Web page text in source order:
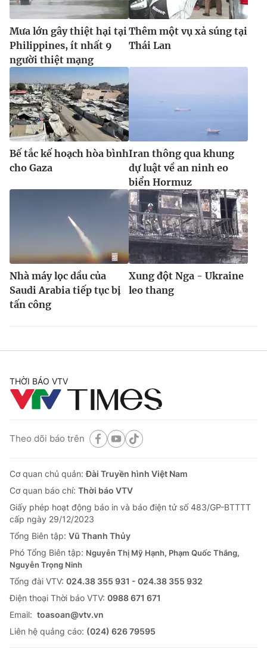
Mưa lớn gây thiệt hại tại
Philippines, ít nhất 9
người thiệt mạng
Thêm một vụ xả súng tại
Thái Lan
Bế tắc kế hoạch hòa bình
cho Gaza
Iran thông qua khung
dự luật về an ninh eo
biển Hormuz
Nhà máy lọc dầu của
Saudi Arabia tiếp tục bị
tấn công
Xung đột Nga - Ukraine
leo thang
THỜI BÁO VTV
Theo dõi báo trên
Cơ quan chủ quản:Đài Truyền hình Việt Nam
Cơ quan báo chí: Thời báo VTV
Giấy phép hoạt động báo in và báo điện tử số 483/GP-BTTTT
cấp ngày 29/12/2023
Tổng Biên tập: Vũ Thanh Thủy
Phó Tổng Biên tập: Nguyễn Thị Mỹ Hạnh, Phạm Quốc Thắng,
Nguyễn Trọng Ninh
Tổng đài VTV: 024.38 355 931 - 024.38 355 932
Ðiện thoại Thời báo VTV: 0988 671 671
Email: toasoan@vtv.vn
Liên hệ quảng cáo: (024) 626 79595